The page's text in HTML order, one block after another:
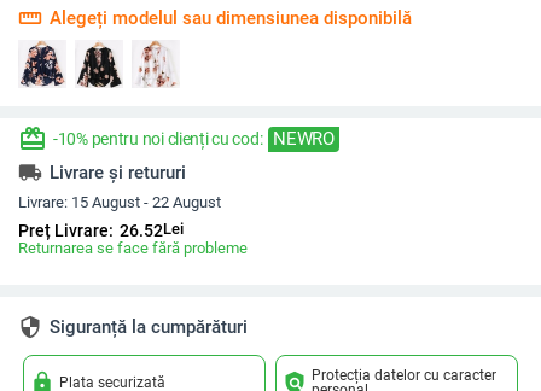
straighten Alegeți modelul sau dimensiunea disponibilă
redeem -10% pentru noi clienți cu cod: NEWRO
local_shipping Livrare și retururi
Livrare: 15 August - 22 August
Preț Livrare: 26.52Lei
Returnarea se face fără probleme
security Siguranță la cumpărături
lock Plata securizată policy Protecția datelor cu caracter